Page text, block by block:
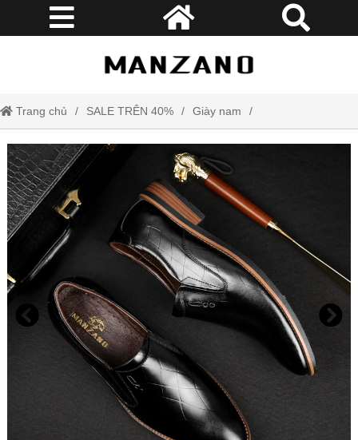
Trang chủ SALE TRÊN 40% Giày nam
Giày lười nam da bò Manzano phong cách công sở lịch lãm và trẻ
trung dành cho phái mạnh M66655